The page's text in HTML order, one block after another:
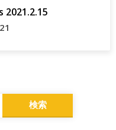
2021.2.15